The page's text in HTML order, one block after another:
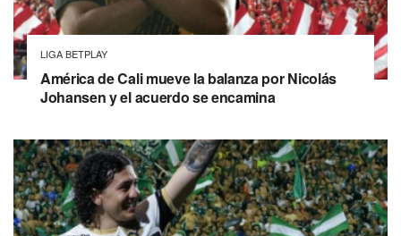
LIGA BETPLAY
América de Cali mueve la balanza por Nicolás
Johansen y el acuerdo se encamina